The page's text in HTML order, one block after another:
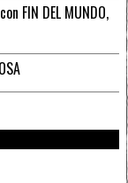
FIN DEL MUNDO,